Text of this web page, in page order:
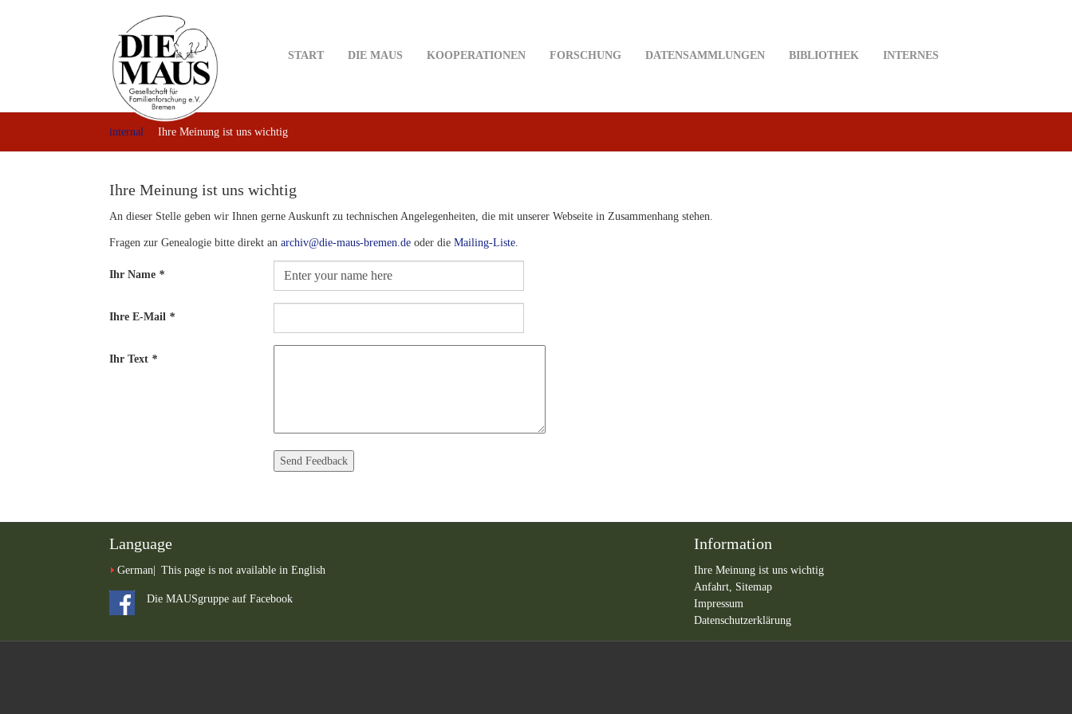
START DIE MAUS KOOPERATIONEN FORSCHUNG DATENSAMMLUNGEN BIBLIOTHEK INTERNES
internal Ihre Meinung ist uns wichtig
Ihre Meinung ist uns wichtig
An dieser Stelle geben wir Ihnen gerne Auskunft zu technischen Angelegenheiten, die mit unserer Webseite in Zusammenhang stehen.
Fragen zur Genealogie bitte direkt an archiv@die-maus-bremen.de oder die Mailing-Liste.
Ihr Name *
Ihre E-Mail *
Ihr Text *
Language
German This page is not available in English
Die MAUSgruppe auf Facebook
Information
Ihre Meinung ist uns wichtig
Anfahrt, Sitemap
Impressum
Datenschutzerklärung